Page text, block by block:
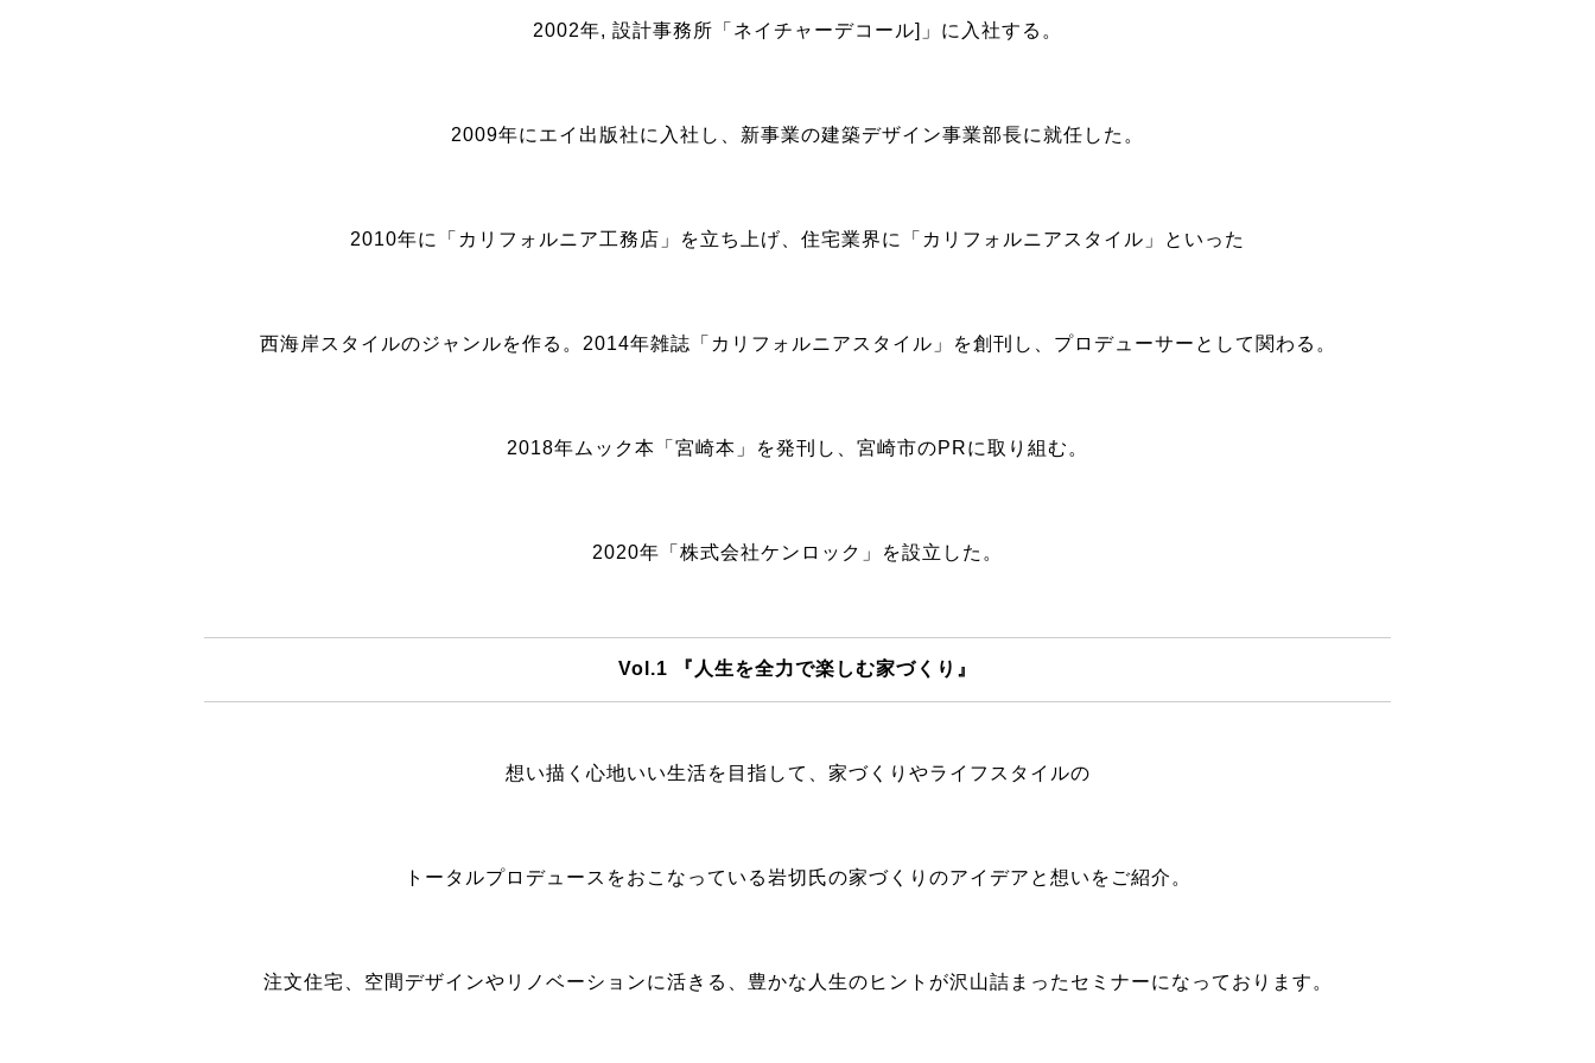
2002年, 設計事務所「ネイチャーデコール]」に入社する。
2009年にエイ出版社に入社し、新事業の建築デザイン事業部長に就任した。
2010年に「カリフォルニア工務店」を立ち上げ、住宅業界に「カリフォルニアスタイル」といった
西海岸スタイルのジャンルを作る。2014年雑誌「カリフォルニアスタイル」を創刊し、プロデューサーとして関わる。
2018年ムック本「宮崎本」を発刊し、宮崎市のPRに取り組む。
2020年「株式会社ケンロック」を設立した。
Vol.1 『人生を全力で楽しむ家づくり』
想い描く心地いい生活を目指して、家づくりやライフスタイルの
トータルプロデュースをおこなっている岩切氏の家づくりのアイデアと想いをご紹介。
注文住宅、空間デザインやリノベーションに活きる、豊かな人生のヒントが沢山詰まったセミナーになっております。